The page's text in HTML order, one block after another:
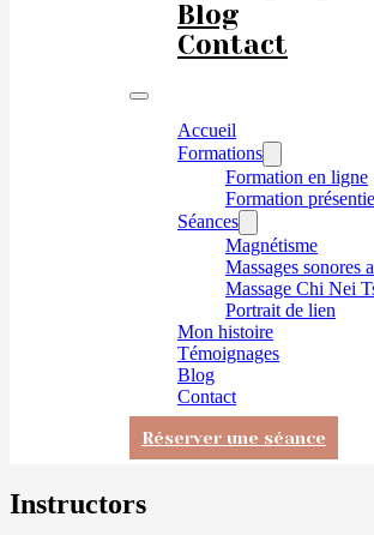
Blog
Contact
Accueil
Formations
Formation en ligne
Formation
Séances
Magnétisme
Massages sonores
Massage Chi Nei
Portrait de lien
Mon histoire
Témoignages
Blog
Contact
Réserver une séance
Instructors